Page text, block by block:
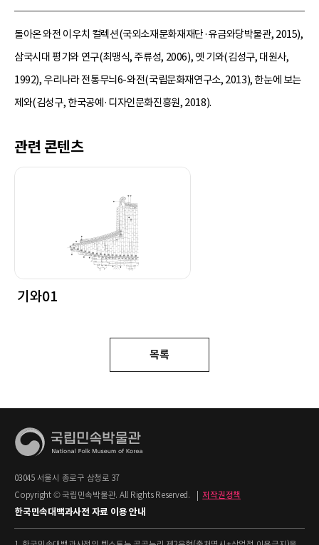
돌아온 와전 이우치 컬렉션(국외소재문화재재단·유금와당박물관, 2015),
삼국시대 평기와 연구(최맹식, 주류성, 2006), 옛 기와(김성구, 대원사,
1992), 우리나라 전통무늬6-와전(국립문화재연구소, 2013), 한눈에 보는
제와(김성구, 한국공예·디자인문화진흥원, 2018).
관련 콘텐츠
기와01
목록
03045 서울시 종로구 삼청로 37
Copyright © 국립민속박물관. All Rights Reserved.
저작권정책
한국민속대백과사전 자료 이용 안내